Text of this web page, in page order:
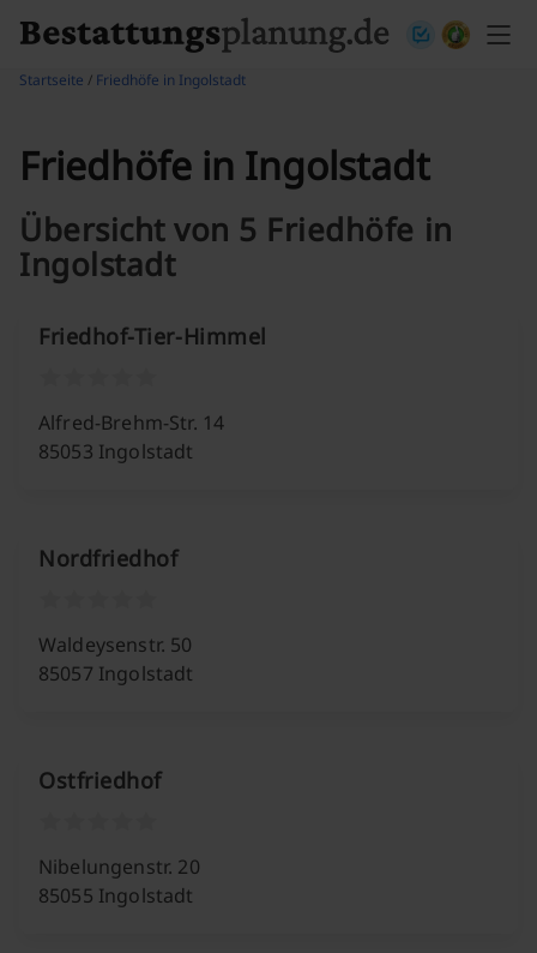
Startseite / Friedhöfe in Ingolstadt
Friedhöfe in Ingolstadt
Übersicht von 5 Friedhöfe in
Ingolstadt
Friedhof-Tier-Himmel
Alfred-Brehm-Str. 14
85053 Ingolstadt
Nordfriedhof
Waldeysenstr. 50
85057 Ingolstadt
Ostfriedhof
Nibelungenstr. 20
85055 Ingolstadt